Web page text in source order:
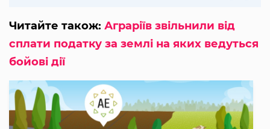
Читайте також: Аграріїв звільнили від
сплати податку за землі на яких ведуться
бойові дії